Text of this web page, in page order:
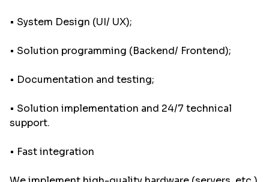
• System Design (UI/ UX);
• Solution programming (Backend/ Frontend);
• Documentation and testing;
• Solution implementation and 24/7 technical
support.
• Fast integration